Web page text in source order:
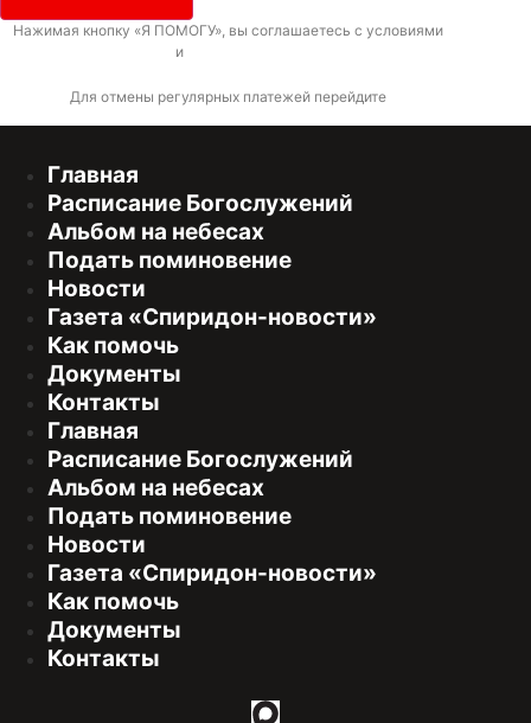
Нажимая кнопку «Я ПОМОГУ», вы соглашаетесь с условиями
и
Для отмены регулярных платежей перейдите
Главная
Расписание Богослужений
Альбом на небесах
Подать поминовение
Новости
Газета «Спиридон-новости»
Как помочь
Документы
Контакты
Главная
Расписание Богослужений
Альбом на небесах
Подать поминовение
Новости
Газета «Спиридон-новости»
Как помочь
Документы
Контакты